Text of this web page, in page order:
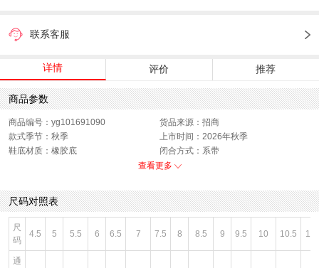
联系客服
详情 评价 推荐
商品参数
商品编号：yg101691090
货品来源：招商
款式季节：秋季
上市时间：2026年秋季
鞋底材质：橡胶底
闭合方式：系带
查看更多
尺码对照表
尺
码
4.5 5 5.5 6 6.5 7 7.5 8 8.5 9 9.5 10 10.5 11
通